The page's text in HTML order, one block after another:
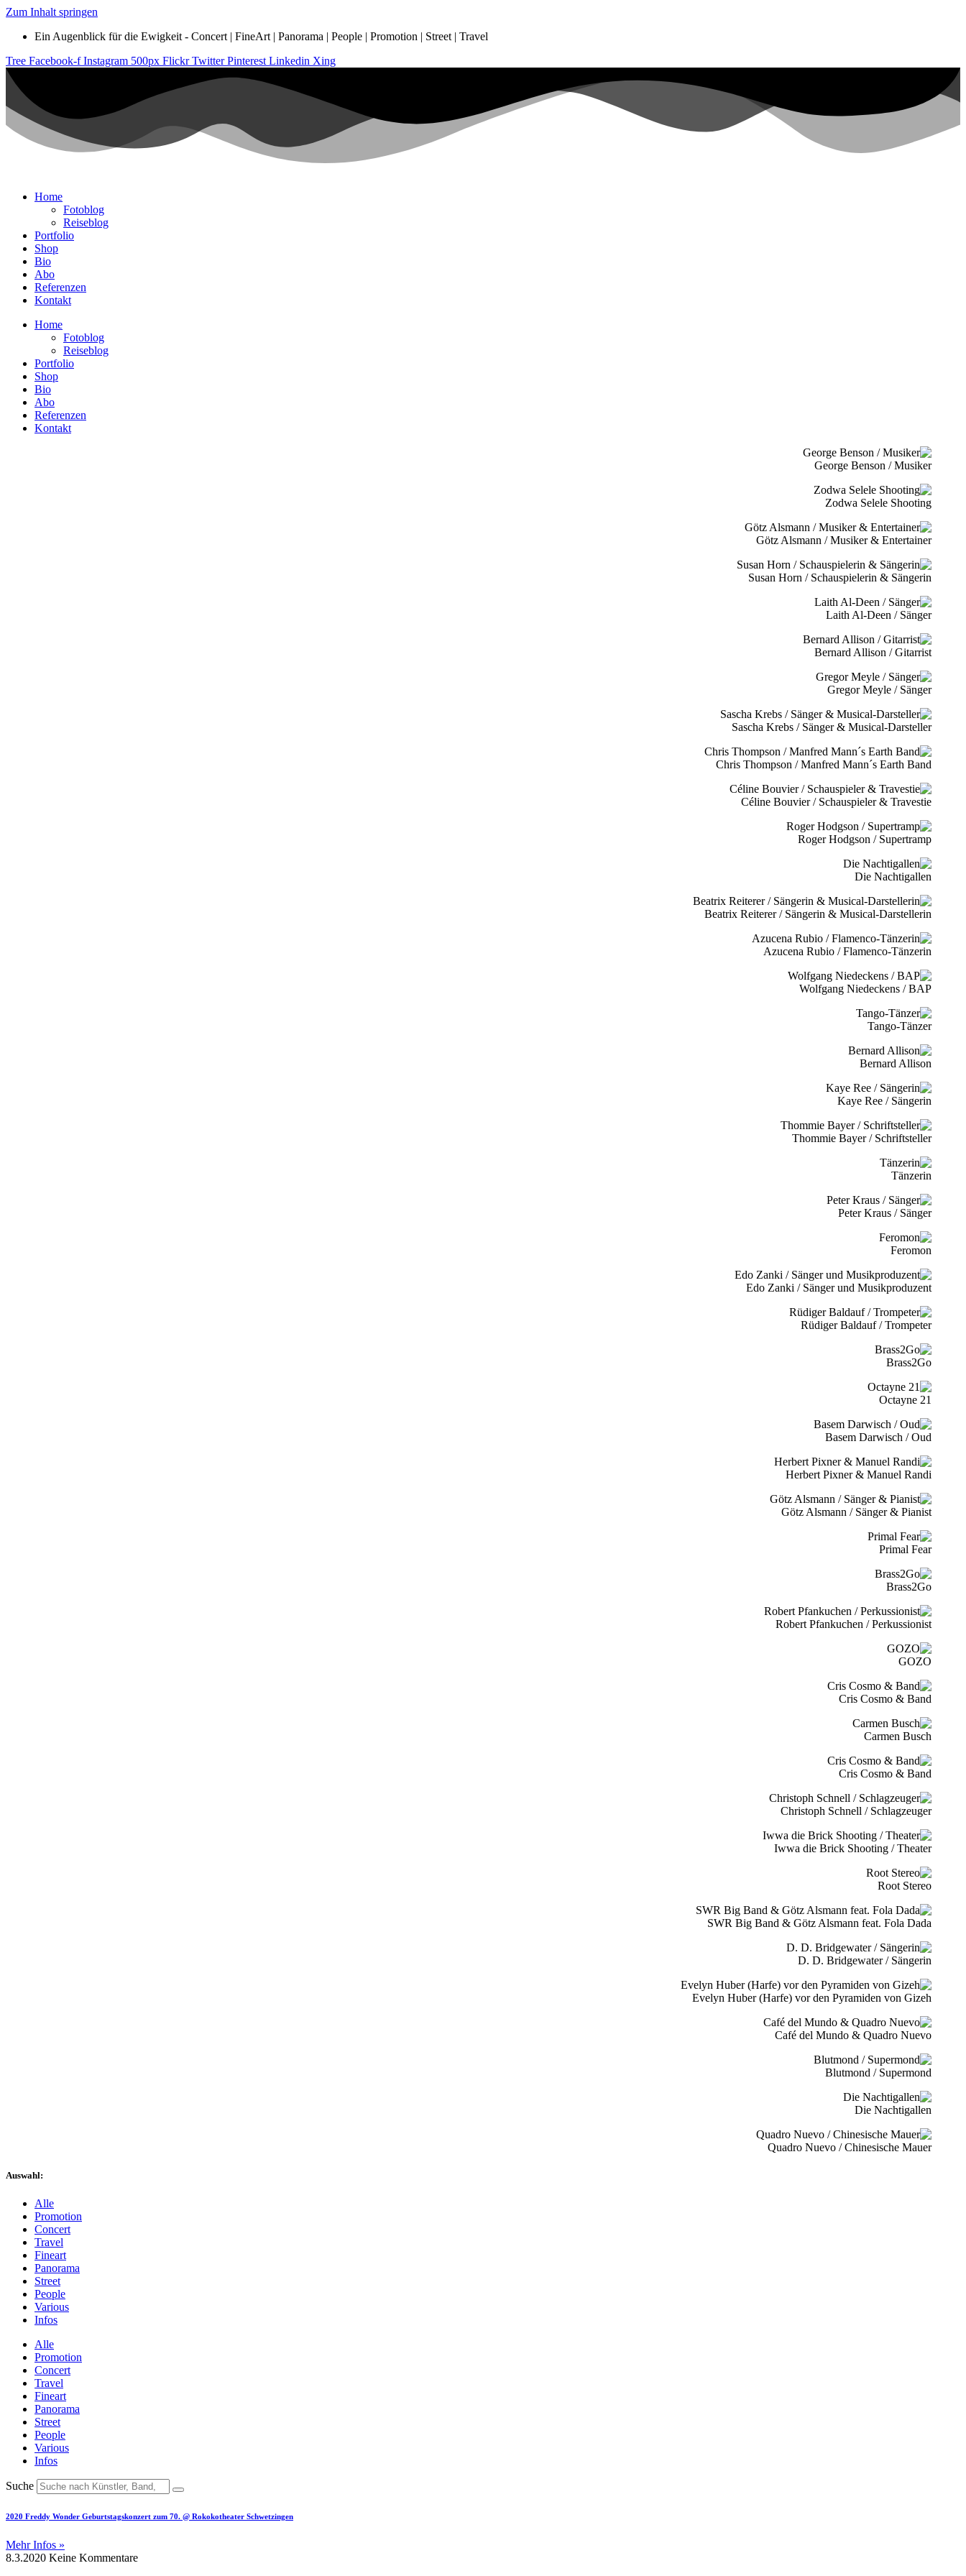
Zum Inhalt springen
Ein Augenblick für die Ewigkeit - Concert | FineArt | Panorama | People | Promotion | Street | Travel
Tree Facebook-f Instagram 500px Flickr Twitter Pinterest Linkedin Xing
Home
Fotoblog
Reiseblog
Portfolio
Shop
Bio
Abo
Referenzen
Kontakt
Home
Fotoblog
Reiseblog
Portfolio
Shop
Bio
Abo
Referenzen
Kontakt
George Benson / Musiker
Zodwa Selele Shooting
Götz Alsmann / Musiker & Entertainer
Susan Horn / Schauspielerin & Sängerin
Laith Al-Deen / Sänger
Bernard Allison / Gitarrist
Gregor Meyle / Sänger
Sascha Krebs / Sänger & Musical-Darsteller
Chris Thompson / Manfred Mann´s Earth Band
Céline Bouvier / Schauspieler & Travestie
Roger Hodgson / Supertramp
Die Nachtigallen
Beatrix Reiterer / Sängerin & Musical-Darstellerin
Azucena Rubio / Flamenco-Tänzerin
Wolfgang Niedeckens / BAP
Tango-Tänzer
Bernard Allison
Kaye Ree / Sängerin
Thommie Bayer / Schriftsteller
Tänzerin
Peter Kraus / Sänger
Feromon
Edo Zanki / Sänger und Musikproduzent
Rüdiger Baldauf / Trompeter
Brass2Go
21 Octayne
Basem Darwisch / Oud
Herbert Pixner & Manuel Randi
Götz Alsmann / Sänger & Pianist
Primal Fear
Brass2Go
Robert Pfankuchen / Perkussionist
GOZO
Cris Cosmo & Band
Carmen Busch
Cris Cosmo & Band
Christoph Schnell / Schlagzeuger
Iwwa die Brick Shooting / Theater
Root Stereo
SWR Big Band & Götz Alsmann feat. Fola Dada
D. D. Bridgewater / Sängerin
Evelyn Huber (Harfe) vor den Pyramiden von Gizeh
Café del Mundo & Quadro Nuevo
Blutmond / Supermond
Die Nachtigallen
Quadro Nuevo / Chinesische Mauer
Auswahl:
Alle
Promotion
Concert
Travel
Fineart
Panorama
Street
People
Various
Infos
Alle
Promotion
Concert
Travel
Fineart
Panorama
Street
People
Various
Infos
Suche
2020 Freddy Wonder Geburtstagskonzert zum 70. @ Rokokotheater Schwetzingen
Mehr Infos »
8.3.2020 Keine Kommentare